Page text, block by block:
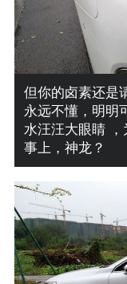
但你的卤素还是
永远不懂，明明
水汪汪大眼睛
事上，神龙？